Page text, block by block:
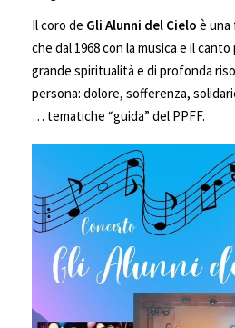
Il coro de Gli Alunni del Cielo è una
che dal 1968 con la musica e il
grande spiritualità e di profonda
persona: dolore, sofferenza,
… tematiche “guida” del PPFF.